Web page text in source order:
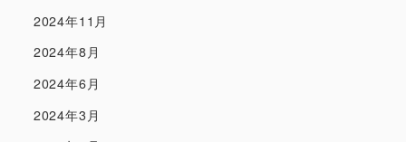
2024年11月
2024年8月
2024年6月
2024年3月